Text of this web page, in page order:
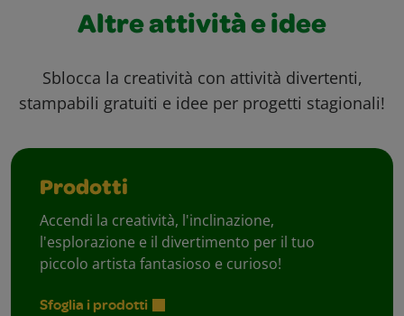
Altre attività e idee
Sblocca la creatività con attività divertenti,
stampabili gratuiti e idee per progetti stagionali!
Prodotti
Accendi la creatività, l'inclinazione,
l'esplorazione e il divertimento per il tuo
piccolo artista fantasioso e curioso!
Sfoglia i prodotti